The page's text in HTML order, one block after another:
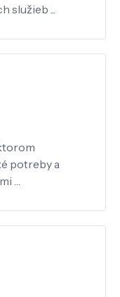
...
potreby a
…